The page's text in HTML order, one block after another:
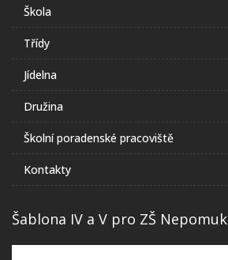
Škola
Třídy
Jídelna
Družina
Školní poradenské pracoviště
Kontakty
Šablona IV a V pro ZŠ Nepomuk